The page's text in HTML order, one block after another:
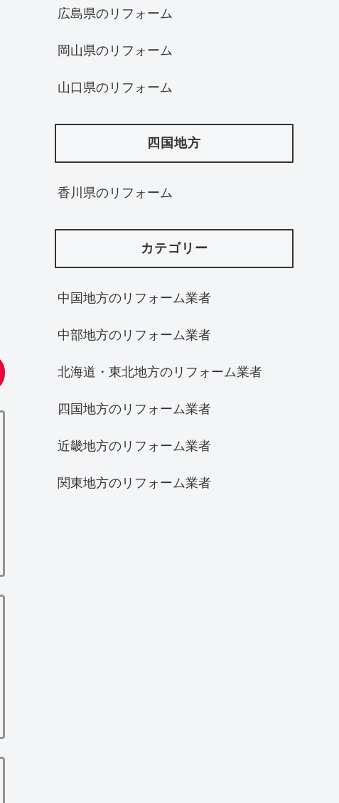
広島県のリフォーム
岡山県のリフォーム
山口県のリフォーム
四国地方
香川県のリフォーム
カテゴリー
中国地方のリフォーム業者
中部地方のリフォーム業者
北海道・東北地方のリフォーム業者
四国地方のリフォーム業者
近畿地方のリフォーム業者
関東地方のリフォーム業者